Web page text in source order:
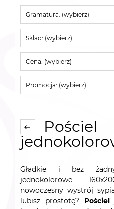
Gramatura: (wybierz)
Skład: (wybierz)
Cena: (wybierz)
Promocja: (wybierz)
Pościel
Gładkie i bez
jednokolorowe
nowoczesny wystrój
lubisz prostotę?